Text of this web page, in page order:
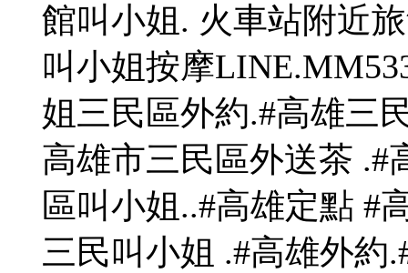
館叫小姐. 火車站附近
叫小姐按摩
姐三民區外約.#高雄三
高雄市三民區外送茶 .#
區叫小姐..#高雄定點 #
三民叫小姐 .#高雄外約